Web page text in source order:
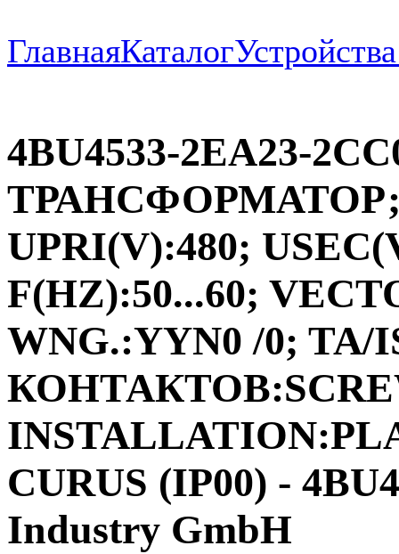
ГлавнаяКаталог
4BU4533-2EA23-
UPRI(V):480;
F(HZ):50...60;
WNG.:YYN0 /0;
CURUS (IP00) -
Industry GmbH